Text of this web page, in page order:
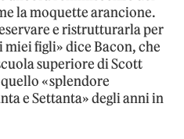
la moquette arancione.
e ristrutturarla per
miei figli» dice Bacon, che
superiore di Scott
«splendore
e Settanta» degli anni in